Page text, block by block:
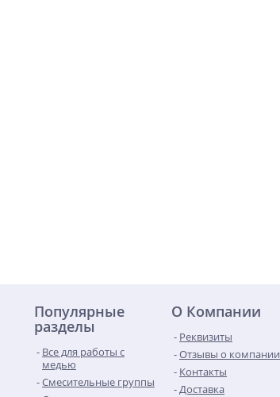
Популярные
разделы
Все для работы с
медью
Смесительные группы
О Компании
Реквизиты
Отзывы о компании
Контакты
Доставка